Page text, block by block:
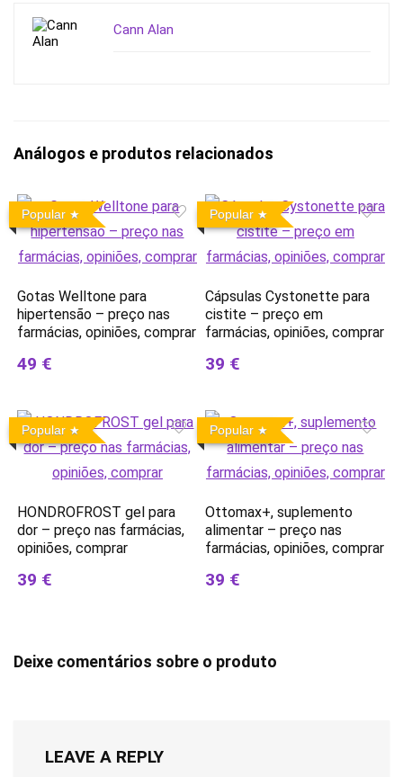
Cann Alan
Análogos e produtos relacionados
Popular
Gotas Welltone para
hipertensão – preço nas
farmácias, opiniões, comprar
49 €
Popular
Cápsulas Cystonette para
cistite – preço em
farmácias, opiniões, comprar
39 €
Popular
HONDROFROST gel para
dor – preço nas farmácias,
opiniões, comprar
39 €
Popular
Ottomax+, suplemento
alimentar – preço nas
farmácias, opiniões, comprar
39 €
Deixe comentários sobre o produto
LEAVE A REPLY